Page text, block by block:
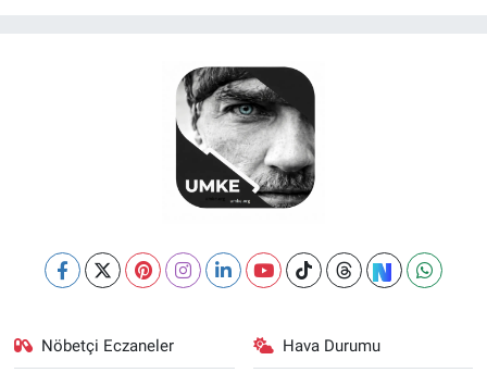
Nöbetçi Eczaneler Hava Durumu